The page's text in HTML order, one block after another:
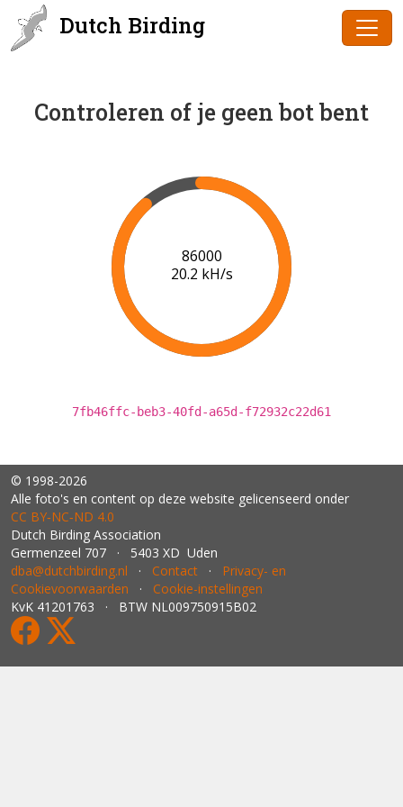
Dutch Birding
Controleren of je geen bot bent
87000
20.2 kH/s
7fb46ffc-beb3-40fd-a65d-f72932c22d61
© 1998-2026
Alle foto's en content op deze website gelicenseerd onder
CC BY‑NC‑ND 4.0
Dutch Birding Association
Germenzeel 707 · 5403 XD Uden
dba@dutchbirding.nl · Contact · Privacy- en
Cookievoorwaarden · Cookie-instellingen
KvK 41201763 · BTW NL009750915B02